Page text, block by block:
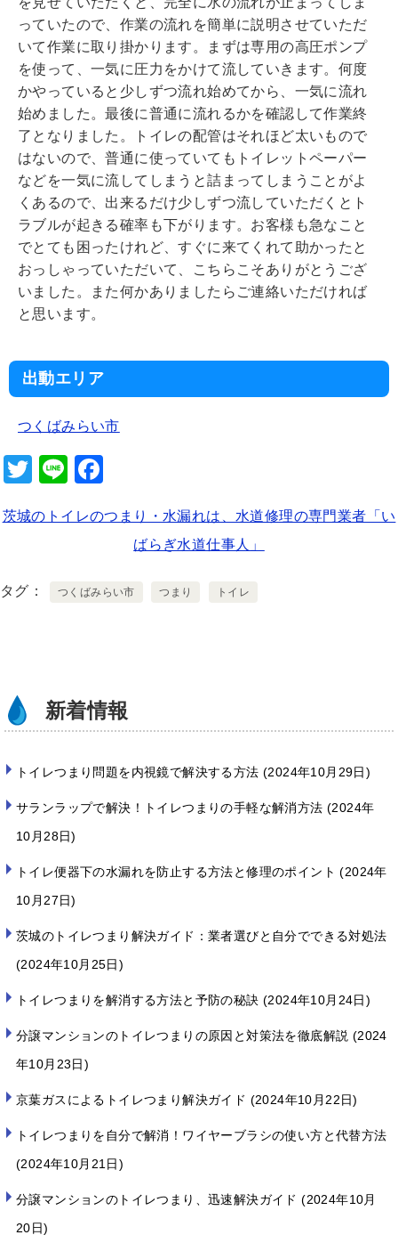
っていたので、作業の流れを簡単に説明させていただ
いて作業に取り掛かります。まずは専用の高圧ポンプ
を使って、一気に圧力をかけて流していきます。何度
かやっていると少しずつ流れ始めてから、一気に流れ
始めました。最後に普通に流れるかを確認して作業終
了となりました。トイレの配管はそれほど太いもので
はないので、普通に使っていてもトイレットペーパー
などを一気に流してしまうと詰まってしまうことがよ
くあるので、出来るだけ少しずつ流していただくとト
ラブルが起きる確率も下がります。お客様も急なこと
でとても困ったけれど、すぐに来てくれて助かったと
おっしゃっていただいて、こちらこそありがとうござ
いました。また何かありましたらご連絡いただければ
と思います。
出動エリア
つくばみらい市
T
tt
Li
e c
b
茨城のトイレのつまり・水漏れは、水道修理の専門業者「い
ばらぎ水道仕事人」
タグ つくばみらい市 つまり トイレ
新着情報
トイレつまり問題を内視鏡で解決する方法 2024年10月29日
サランラップで解決！トイレつまりの手軽な解消方法
2024年
10月28日
トイレ便器下の水漏れを防止する方法と修理のポイント 2024年
10月27日
茨城のトイレつまり解決ガイド：業者選びと自分でできる対処法
2024年10月25日
トイレつまりを解消する方法と予防の秘訣 2024年10月24日
分譲マンションのトイレつまりの原因と対策法を徹底解説
2024
年10月23日
京葉ガスによるトイレつまり解決ガイド 2024年10月22日
トイレつまりを自分で解消！ワイヤーブラシの使い方と代替方法
2024年10月21日
分譲マンションのトイレつまり、迅速解決ガイド 2024年10月
20日